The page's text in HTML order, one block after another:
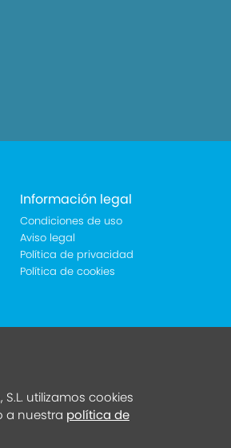
Información legal
Condiciones de uso
Aviso legal
Política de privacidad
Política de cookies
utilizamos cookies
a nuestra política de